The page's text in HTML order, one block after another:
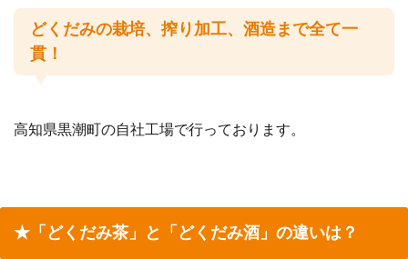
どくだみの栽培、搾り加工、酒造まで全て一
貫！
高知県黒潮町の自社工場で行っております。
★「どくだみ茶」と「どくだみ酒」の違いは？